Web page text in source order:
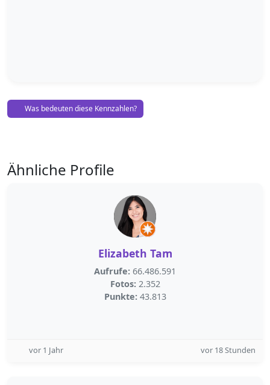
Was bedeuten diese Kennzahlen?
Ähnliche Profile
Elizabeth Tam
Aufrufe: 66.486.591
Fotos: 2.352
Punkte: 43.813
vor 1 Jahr vor 18 Stunden